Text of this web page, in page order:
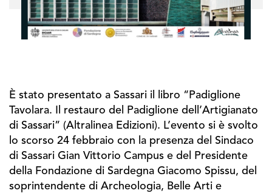
È stato presentato a Sassari il libro “Padiglione
Tavolara. Il restauro del Padiglione dell’Artigianato
di Sassari” (Altralinea Edizioni). L’evento si è svolto
lo scorso 24 febbraio con la presenza del Sindaco
di Sassari Gian Vittorio Campus e del Presidente
della Fondazione di Sardegna Giacomo Spissu, del
soprintendente di Archeologia, Belle Arti e